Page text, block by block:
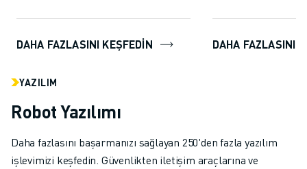
DAHA FAZLASINI KEŞFEDİN DAHA FAZLASINI
YAZILIM
Robot Yazılımı
Daha fazlasını başarmanızı sağlayan 250'den fazla yazılım
işlevimizi keşfedin. Güvenlikten iletişim araçlarına ve